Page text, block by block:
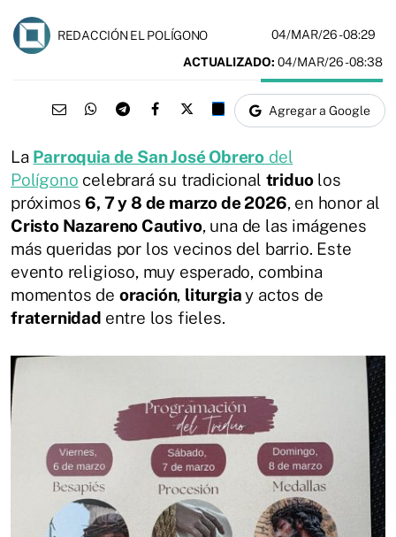
REDACCIÓN EL POLÍGONO 04/MAR/26- 08:29
ACTUALIZADO: 04/MAR/26 - 08:38
Agregar a Google
La Parroquia de San José Obrero del
Polígono celebrará su tradicional triduolos
próximos6, 7 y 8 de marzo de 2026, en honor al
Cristo Nazareno Cautivo, una de las imágenes
más queridas por los vecinos del barrio. Este
evento religioso, muy esperado, combina
momentos de oración, liturgiay actos de
fraternidad entre los fieles.